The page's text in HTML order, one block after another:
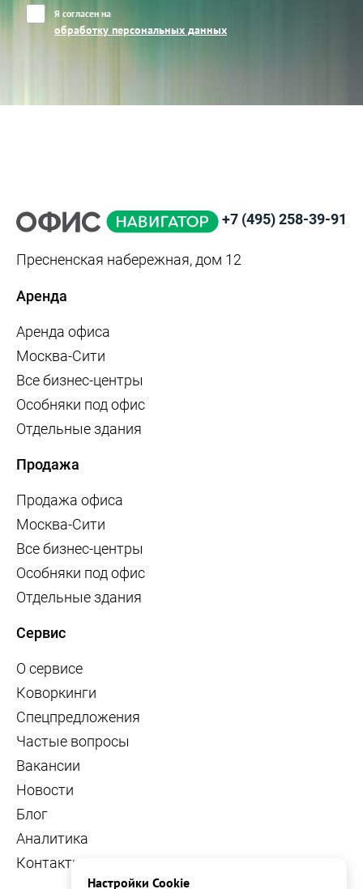
Я согласен на
обработку персональных данных
+7 (495) 258-39-91
Пресненская набережная, дом 12
Аренда
Аренда офиса
Москва-Сити
Все бизнес-центры
Особняки под офис
Отдельные здания
Продажа
Продажа офиса
Москва-Сити
Все бизнес-центры
Особняки под офис
Отдельные здания
Сервис
О сервисе
Коворкинги
Спецпредложения
Частые вопросы
Вакансии
Новости
Блог
Аналитика
Контакты
Настройки Cookie